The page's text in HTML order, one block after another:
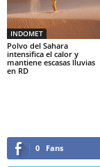
INDOMET
Polvo del Sahara
intensifica el calor y
mantiene escasas lluvias
en RD
0 Fans